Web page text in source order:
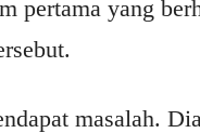
pertama yang
masalah.